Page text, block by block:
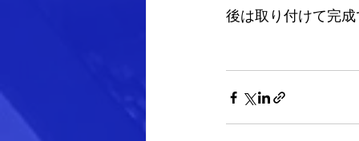
後は取り付けて完